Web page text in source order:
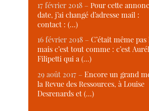
17 février 2018 –Pour cette
date, j’ai changé d’adresse mail :
contact : (…)
16 février 2018 –C’était même pas
mais c’est tout comme : c’est
Filipetti qui a (…)
29 août 2017 –Encore un grand
la Revue des Ressources, à Louise
Desrenards et (…)